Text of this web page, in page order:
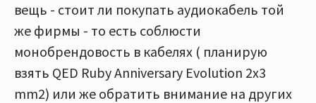
вещь - стоит ли покупать аудиокабель той
же фирмы - то есть соблюсти
монобрендовость в кабелях ( планирую
взять QED Ruby Anniversary Evolution 2x3
mm2) или же обратить внимание на других